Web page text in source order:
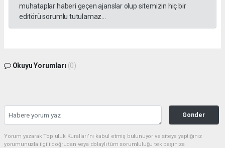
muhataplar haberi geçen ajanslar olup sitemizin hiç bir
editörü sorumlu tutulamaz...
Okuyu Yorumları (0)
Gonder
Yorum yazarak Topluluk Kuralları’nı kabul etmiş bulunuyor ve siteye yaptığınız
yorumunuzla ilgili doğrudan veya dolaylı tüm sorumluluğu tek başınıza